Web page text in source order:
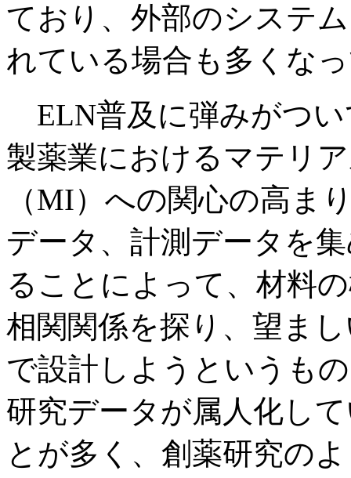
ており、外部のシステ
れている場合も多くな
ELN普及に弾みがつ
製薬業におけるマテリ
（MI）への関心の高ま
データ、計測データを
ることによって、材料
相関関係を探り、望ま
で設計しようというも
研究データが属人化し
とが多く、創薬研究の